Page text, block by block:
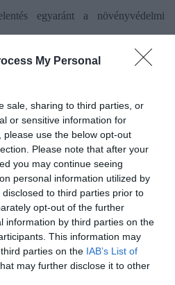
My Personal
sale, sharing to third parties, or
or sensitive information for
use the below opt-out
Please note that after your
you may continue seeing
personal information utilized by
to third parties prior to
opt-out of the further
information by third parties on the
This information may
parties on the IAB’s List of
may further disclose it to other
egyaránt a növényvédelmi
az adott naptári évre tervezett
légi permetezés előtt min. 30 nappal
rögzített esetekben el lehet
megelőző munkanap 9 óráig
– indokolt esetben engedélyezett
termésnövelő anyagok esetében
meg kell győződnie arról, hogy a
fenti kötelezettségeit teljesítette.
a mezőgazdasági repülést meg